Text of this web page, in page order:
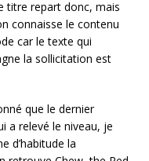
titre repart donc, mais
connaisse le contenu
car le texte qui
la sollicitation est
que le dernier
a relevé le niveau, je
d’habitude la